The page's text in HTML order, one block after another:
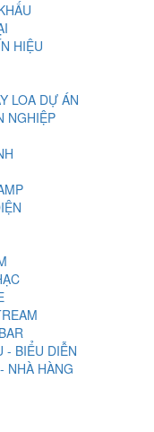
HIỆU
LOA DỰ ÁN
NGHIỆP
- BIỂU DIỄN
NHÀ HÀNG